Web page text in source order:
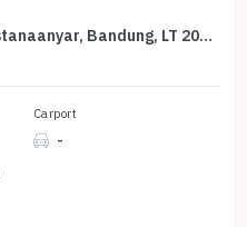
Disewakan Rumah Murah di Astanaanyar, Bandung, LT 200m²
Carport
-